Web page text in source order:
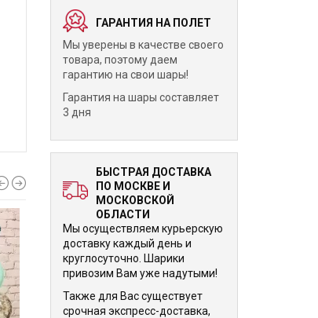
ГАРАНТИЯ НА ПОЛЕТ
Мы уверены в качестве своего
товара, поэтому даем
гарантию на свои шары!
Гарантия на шары составляет
3 дня
БЫСТРАЯ ДОСТАВКА
ПО МОСКВЕ И
МОСКОВСКОЙ
ОБЛАСТИ
Мы осуществляем курьерскую
доставку каждый день и
круглосуточно. Шарики
привозим Вам уже надутыми!
Также для Вас существует
срочная экспресс-доставка,